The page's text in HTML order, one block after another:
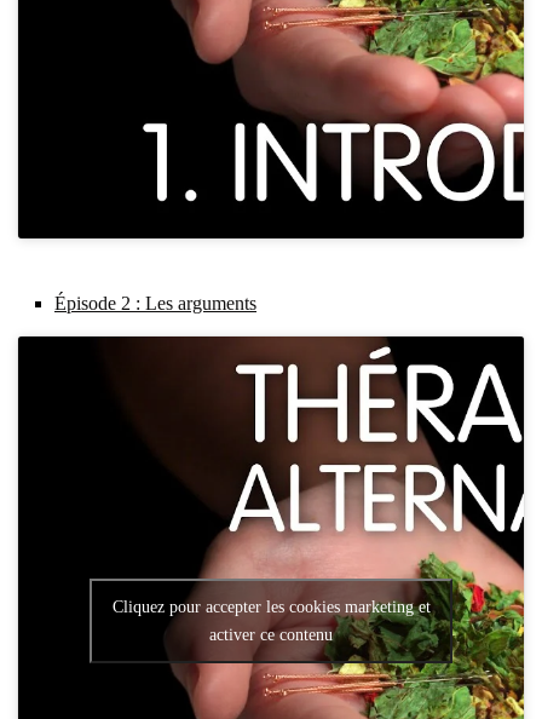
Épi­sode 2 : Les argu­ments
Cliquez pour accepter les cookies marketing et
activer ce contenu